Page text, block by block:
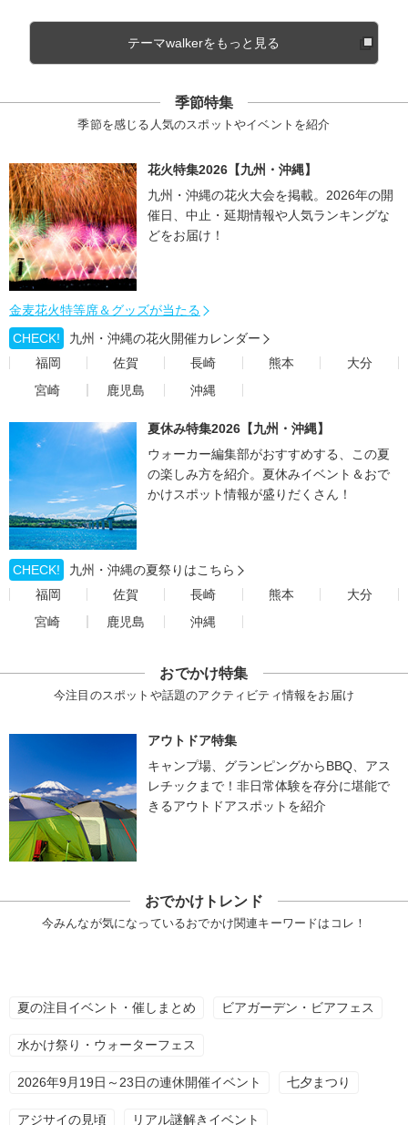
テーマwalkerをもっと見る
季節特集
季節を感じる人気のスポットやイベントを紹介
花火特集2026【九州・沖縄】
九州・沖縄の花火大会を掲載。2026年の開
催日、中止・延期情報や人気ランキングな
どをお届け！
金麦花火特等席＆グッズが当たる
CHECK!
九州・沖縄の花火開催カレンダー
福岡
佐賀 長崎 熊本
大分
宮崎
鹿児島 沖縄
夏休み特集2026【九州・沖縄】
ウォーカー編集部がおすすめする、この夏
の楽しみ方を紹介。夏休みイベント＆おで
かけスポット情報が盛りだくさん！
CHECK!
九州・沖縄の夏祭りはこちら
福岡
佐賀 長崎 熊本
大分
宮崎
鹿児島 沖縄
おでかけ特集
今注目のスポットや話題のアクティビティ情報をお届け
アウトドア特集
キャンプ場、グランピングからBBQ、アス
レチックまで！非日常体験を存分に堪能で
きるアウトドアスポットを紹介
おでかけトレンド
今みんなが気になっているおでかけ関連キーワードはコレ！
夏の注目イベント・催しまとめ ビアガーデン・ビアフェス
水かけ祭り・ウォーターフェス
2026年9月19日～23日の連休開催イベント 七夕まつり
アジサイの見頃 リアル謎解きイベント